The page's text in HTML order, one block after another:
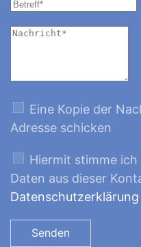
Eine Kopie der
Adresse schicken
Hiermit stimme
Daten aus dieser
Datenschutzerklärung
Senden